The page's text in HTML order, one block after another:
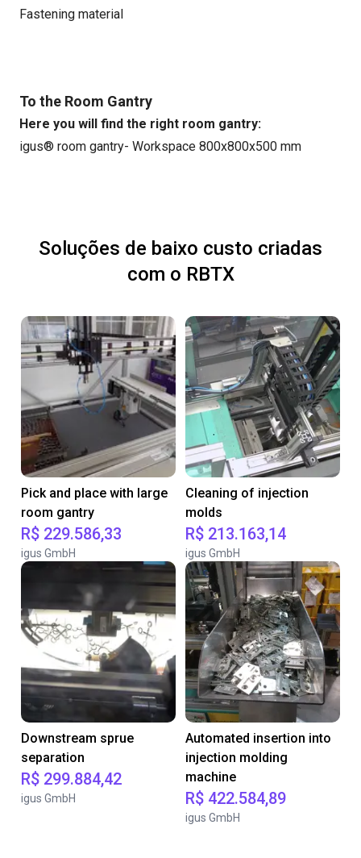
Fastening material
To the Room Gantry
Here you will find the right room gantry:
igus® room gantry- Workspace 800x800x500 mm
Soluções de baixo custo criadas
com o RBTX
Pick and place with large
room gantry
R$ 229.586,33
igus GmbH
Cleaning of injection
molds
R$ 213.163,14
igus GmbH
Downstream sprue
separation
R$ 299.884,42
igus GmbH
Automated insertion into
injection molding
machine
R$ 422.584,89
igus GmbH